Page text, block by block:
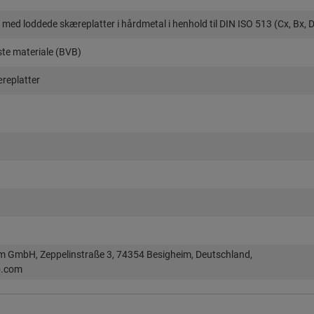
loddede skæreplatter i hårdmetal i henhold til DIN ISO 513 (Cx, Bx,
materiale (BVB)
GmbH, Zeppelinstraße 3, 74354 Besigheim, Deutschland,